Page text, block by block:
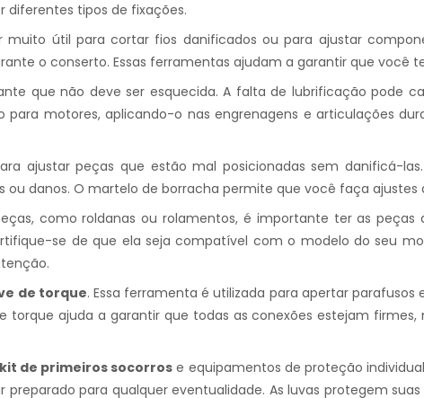
diferentes tipos de fixações.
muito útil para cortar fios danificados ou para ajustar
o conserto. Essas ferramentas ajudam a garantir que
que não deve ser esquecida. A falta de lubrificação pode
para motores, aplicando-o nas engrenagens e articulações
ajustar peças que estão mal posicionadas sem danificá-
ou danos. O martelo de borracha permite que você faça
como roldanas ou rolamentos, é importante ter as
se de que ela seja compatível com o modelo do seu
de torque. Essa ferramenta é utilizada para apertar
torque ajuda a garantir que todas as conexões estejam
kit de primeiros socorros e equipamentos de proteção
para qualquer eventualidade. As luvas protegem